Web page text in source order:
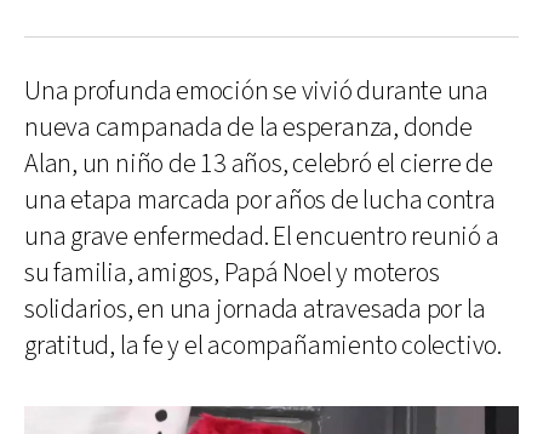
Una profunda emoción se vivió durante una
nueva campanada de la esperanza, donde
Alan, un niño de 13 años, celebró el cierre de
una etapa marcada por años de lucha contra
una grave enfermedad. El encuentro reunió a
su familia, amigos, Papá Noel y moteros
solidarios, en una jornada atravesada por la
gratitud, la fe y el acompañamiento colectivo.